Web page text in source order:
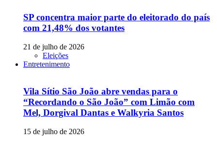
SP concentra maior parte do eleitorado do país
com 21,48% dos votantes
21 de julho de 2026
Eleições
Entretenimento
Vila Sítio São João abre vendas para o
“Recordando o São João” com Limão com
Mel, Dorgival Dantas e Walkyria Santos
15 de julho de 2026